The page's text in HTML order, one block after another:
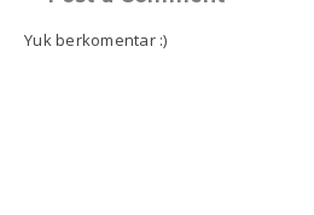
Yuk berkomentar :)